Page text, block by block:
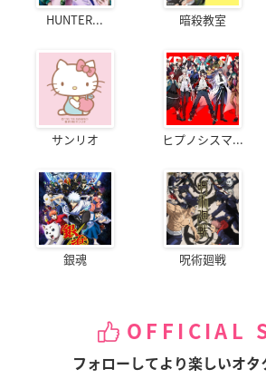
HUNTER... 暗殺教室
サンリオ ヒプノシスマ...
銀魂 呪術廻戦
OFFICIAL
フォローしてより楽しいオタ